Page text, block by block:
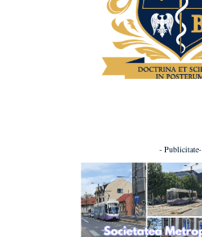
- Publicitate-